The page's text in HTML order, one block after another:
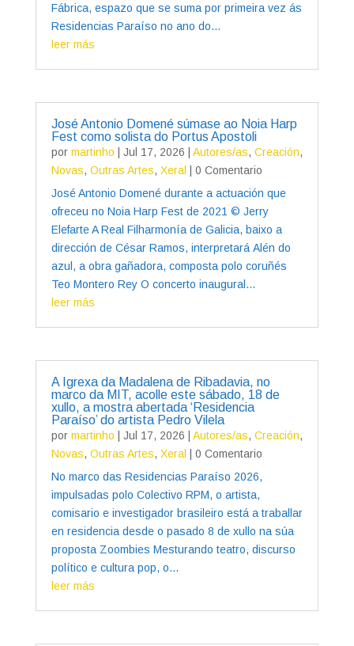
Fábrica, espazo que se suma por primeira vez ás
Residencias Paraíso no ano do...
leer más
José Antonio Domené súmase ao Noia Harp
Fest como solista do Portus Apostoli
por martinho Jul 17, 2026 Autores/as, Creación,
Novas, Outras Artes, Xeral
| 0 Comentario
José Antonio Domené durante a actuación que
ofreceu no Noia Harp Fest de 2021 © Jerry
Elefarte A Real Filharmonía de Galicia, baixo a
dirección de César Ramos, interpretará Alén do
azul, a obra gañadora, composta polo coruñés
Teo Montero Rey O concerto inaugural...
leer más
A Igrexa da Madalena de Ribadavia, no
marco da MIT, acolle este sábado, 18 de
xullo, a mostra abertada ‘Residencia
Paraíso’ do artista Pedro Vilela
por martinho Jul 17, 2026 Autores/as, Creación,
Novas, Outras Artes, Xeral
| 0 Comentario
No marco das Residencias Paraíso 2026,
impulsadas polo Colectivo RPM, o artista,
comisario e investigador brasileiro está a traballar
en residencia desde o pasado 8 de xullo na súa
proposta Zoombies Mesturando teatro, discurso
político e cultura pop, o...
leer más